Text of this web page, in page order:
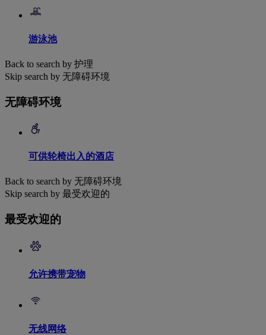
游泳池
Back to search by 护理
Skip search by 无障碍环境
无障碍环境
可供轮椅出入的酒店
Back to search by 无障碍环境
Skip search by 最受欢迎的
最受欢迎的
允许携带宠物
无线网络